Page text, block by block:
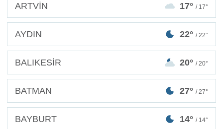
ARTVİN 17° / 17°
AYDIN 22° / 22°
BALIKESİR 20° / 20°
BATMAN 27° / 27°
BAYBURT 14° / 14°